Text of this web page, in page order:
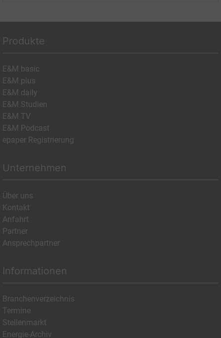
Produkte
E&M basic
E&M plus
E&M daily
E&M Studien
E&M TV
E&M Podcast
epaper Registrierung
Unternehmen
Über uns
Kontakt
Anfahrt
Partner
Ansprechpartner
Informationen
Branchenverzeichnis
Termine
Stellenmarkt
Energie-Archiv